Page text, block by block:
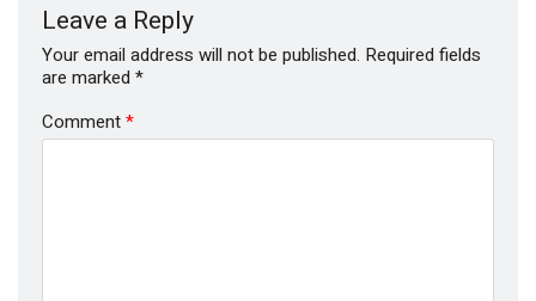
Leave a Reply
Your email address will not be published. Required fields
are marked *
Comment*